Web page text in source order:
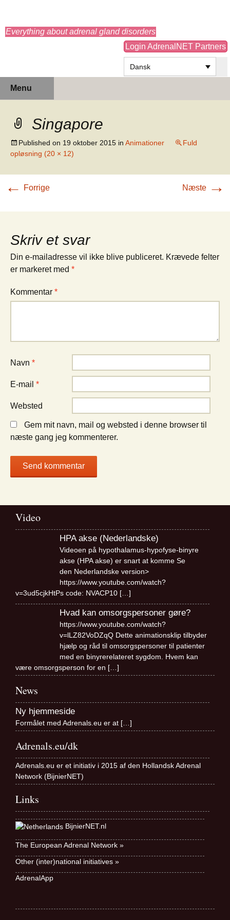
Everything about adrenal gland disorders
Login AdrenalNET Partners
Dansk
Menu
Singapore
Published on 19 oktober 2015 in Animationer
Fuld
opløsning (20 × 12)
← Forrige Næste →
Skriv et svar
Din e-mailadresse vil ikke blive publiceret. Krævede felter
er markeret med *
Kommentar *
Navn *
E-mail *
Websted
Gem mit navn, mail og websted i denne browser til
næste gang jeg kommenterer.
Video
HPA akse (Nederlandske)
Videoen på hypothalamus-hypofyse-binyre
akse (HPA akse) er snart at komme Se
den Nederlandske version>
https://www.youtube.com/watch?
v=3ud5cjkHtPs code: NVACP10 […]
Hvad kan omsorgspersoner gøre?
https://www.youtube.com/watch?
v=lLZ82VoDZqQ Dette animationsklip tilbyder
hjælp og råd til omsorgspersoner til patienter
med en binyrerelateret sygdom. Hvem kan
være omsorgsperson for en […]
News
Ny hjemmeside
Formålet med Adrenals.eu er at […]
Adrenals.eu/dk
Adrenals.eu er et initiativ i 2015 af den Hollandsk Adrenal
Network (BijnierNET)
Links
BijnierNET.nl
The European Adrenal Network »
Other (inter)national initiatives »
AdrenalApp